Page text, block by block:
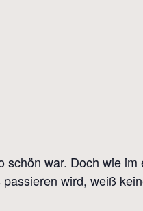
war. Doch wie
wird, weiß